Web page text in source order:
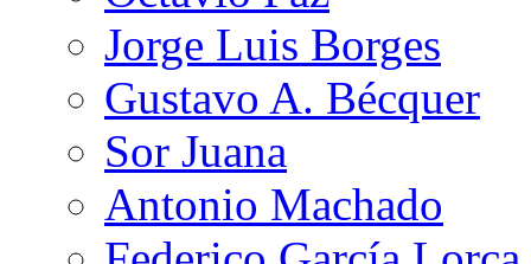
Jorge Luis Borges
Gustavo A. Bécquer
Sor Juana
Antonio Machado